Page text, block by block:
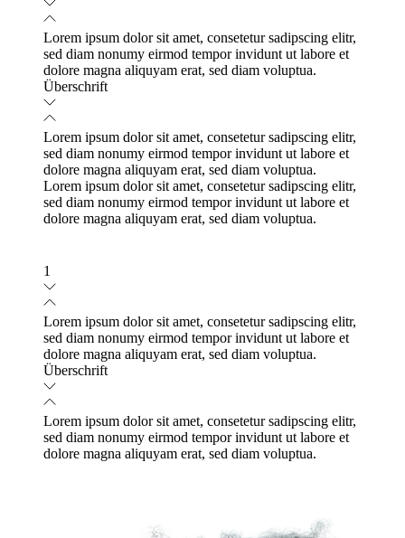
Lorem ipsum dolor sit amet, consetetur sadipscing elitr,
sed diam nonumy eirmod tempor invidunt ut labore et
dolore magna aliquyam erat, sed diam voluptua.
Überschrift
Lorem ipsum dolor sit amet, consetetur sadipscing elitr,
sed diam nonumy eirmod tempor invidunt ut labore et
dolore magna aliquyam erat, sed diam voluptua.
Lorem ipsum dolor sit amet, consetetur sadipscing elitr,
sed diam nonumy eirmod tempor invidunt ut labore et
dolore magna aliquyam erat, sed diam voluptua.
1
Lorem ipsum dolor sit amet, consetetur sadipscing elitr,
sed diam nonumy eirmod tempor invidunt ut labore et
dolore magna aliquyam erat, sed diam voluptua.
Überschrift
Lorem ipsum dolor sit amet, consetetur sadipscing elitr,
sed diam nonumy eirmod tempor invidunt ut labore et
dolore magna aliquyam erat, sed diam voluptua.